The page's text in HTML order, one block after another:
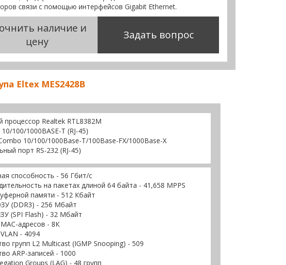
связи с помощью интерфейсов Gigabit Ethernet.
наличие и
цену
Задать вопрос
Eltex MES2428B
процессор Realtek RTL8382M
100/1000BASE-T (RJ-45)
10/100/1000Base-T/100Base-FX/1000Base-X
порт RS-232 (RJ-45)
способность - 56 Гбит/с
на пакетах длиной 64 байта - 41,658 MPPS
памяти - 512 Кбайт
(DDR3) - 256 Мбайт
(SPI Flash) - 32 Мбайт
адресов - 8К
- 4094
групп L2 Multicast (IGMP Snooping) - 509
ARP-записей - 1000
Groups (LAG) - 48 групп